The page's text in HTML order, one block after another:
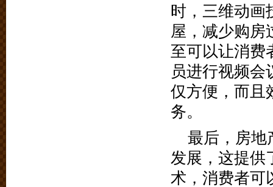
时，三维动画
屋，减少购房
至可以让消费
员进行视频
仅方便，而且
务。
最后，房地
发展，这提供
术，消费者可